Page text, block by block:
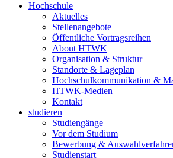
Hochschule
Aktuelles
Stellenangebote
Öffentliche Vortragsreihen
About HTWK
Organisation & Struktur
Standorte & Lageplan
Hochschulkommunikation &
HTWK-Medien
Kontakt
studieren
Studiengänge
Vor dem Studium
Bewerbung &
Studienstart